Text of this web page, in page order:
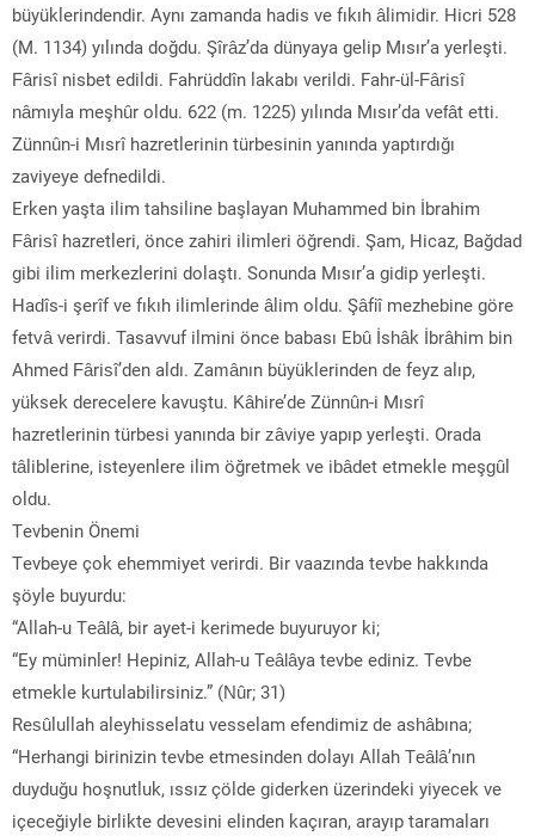
büyüklerindendir. Aynı zamanda hadis ve fıkıh âlimidir. Hicri 528
(M. 1134) yılında doğdu. Şîrâz’da dünyaya gelip Mısır’a yerleşti.
Fârisî nisbet edildi. Fahrüddîn lakabı verildi. Fahr-ül-Fârisî
nâmıyla meşhûr oldu. 622 (m. 1225) yılında Mısır’da vefât etti.
Zünnûn-i Mısrî hazretlerinin türbesinin yanında yaptırdığı
zaviyeye defnedildi.
Erken yaşta ilim tahsiline başlayan Muhammed bin İbrahim
Fârisî hazretleri, önce zahiri ilimleri öğrendi. Şam, Hicaz, Bağdad
gibi ilim merkezlerini dolaştı. Sonunda Mısır’a gidip yerleşti.
Hadîs-i şerîf ve fıkıh ilimlerinde âlim oldu. Şâfiî mezhebine göre
fetvâ verirdi. Tasavvuf ilmini önce babası Ebû İshâk İbrâhim bin
Ahmed Fârisî’den aldı. Zamânın büyüklerinden de feyz alıp,
yüksek derecelere kavuştu. Kâhire’de Zünnûn-i Mısrî
hazretlerinin türbesi yanında bir zâviye yapıp yerleşti. Orada
tâliblerine, isteyenlere ilim öğretmek ve ibâdet etmekle meşgûl
oldu.
Tevbenin Önemi
Tevbeye çok ehemmiyet verirdi. Bir vaazında tevbe hakkında
şöyle buyurdu:
“Allah-u Teâlâ, bir ayet-i kerimede buyuruyor ki;
“Ey müminler! Hepiniz, Allah-u Teâlâya tevbe ediniz. Tevbe
etmekle kurtulabilirsiniz.” (Nûr; 31)
Resûlullah aleyhisselatu vesselam efendimiz de ashâbına;
“Herhangi birinizin tevbe etmesinden dolayı Allah Teâlâ’nın
duyduğu hoşnutluk, ıssız çölde giderken üzerindeki yiyecek ve
içeceğiyle birlikte devesini elinden kaçıran, arayıp taramaları